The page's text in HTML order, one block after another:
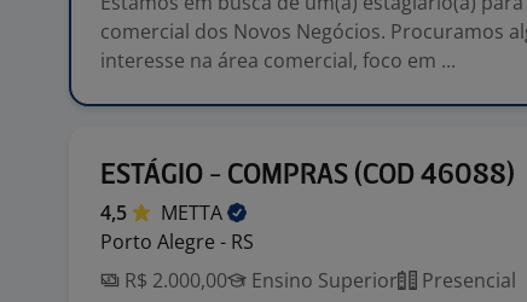
comercial dos Novos Negócios. Procuramos
interesse na área comercial, foco em ...
ESTÁGIO - COMPRAS (COD 46088)
4,5
METTA
Porto Alegre - RS
R$ 2.000,00
Ensino Superior
Presencial